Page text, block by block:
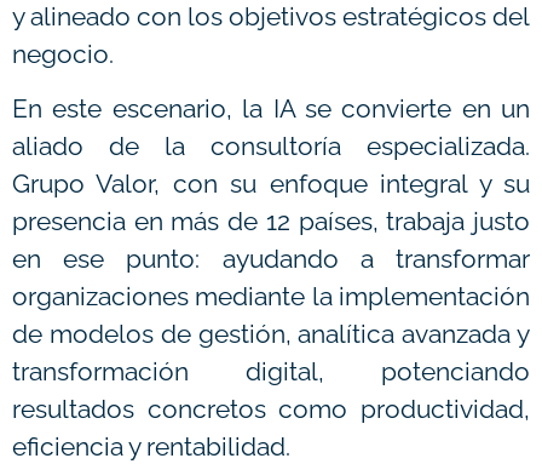
y alineado con los objetivos estratégicos del
negocio.
En este escenario, la IA se convierte en un
aliado de la consultoría especializada.
Grupo Valor, con su enfoque integral y su
presencia en más de 12 países, trabaja justo
en ese punto: ayudando a transformar
organizaciones mediante la implementación
de modelos de gestión, analítica avanzada y
transformación digital, potenciando
resultados concretos como productividad,
eficiencia y rentabilidad.